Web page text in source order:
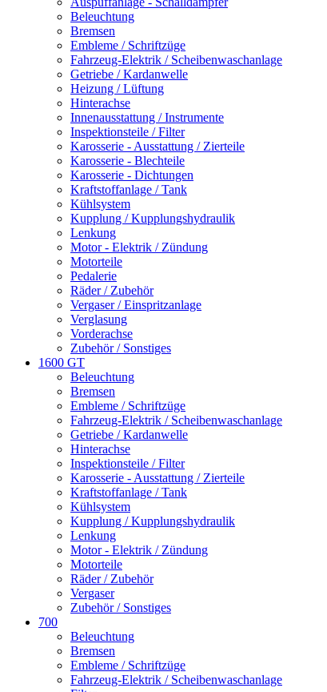
Beleuchtung
Bremsen
Embleme / Schriftzüge
Fahrzeug-Elektrik / Scheibenwaschanlage
Getriebe / Kardanwelle
Heizung / Lüftung
Hinterachse
Innenausstattung / Instrumente
Inspektionsteile / Filter
Karosserie - Ausstattung / Zierteile
Karosserie - Blechteile
Karosserie - Dichtungen
Kraftstoffanlage / Tank
Kühlsystem
Kupplung / Kupplungshydraulik
Lenkung
Motor - Elektrik / Zündung
Motorteile
Pedalerie
Räder / Zubehör
Vergaser / Einspritzanlage
Verglasung
Vorderachse
Zubehör / Sonstiges
1600 GT
Beleuchtung
Bremsen
Embleme / Schriftzüge
Fahrzeug-Elektrik / Scheibenwaschanlage
Getriebe / Kardanwelle
Hinterachse
Inspektionsteile / Filter
Karosserie - Ausstattung / Zierteile
Kraftstoffanlage / Tank
Kühlsystem
Kupplung / Kupplungshydraulik
Lenkung
Motor - Elektrik / Zündung
Motorteile
Räder / Zubehör
Vergaser
Zubehör / Sonstiges
700
Beleuchtung
Bremsen
Embleme / Schriftzüge
Fahrzeug-Elektrik / Scheibenwaschanlage